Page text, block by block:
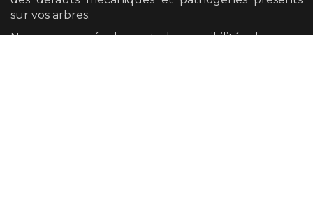
sur vos arbres.
Nous avons également la possibilité de vous